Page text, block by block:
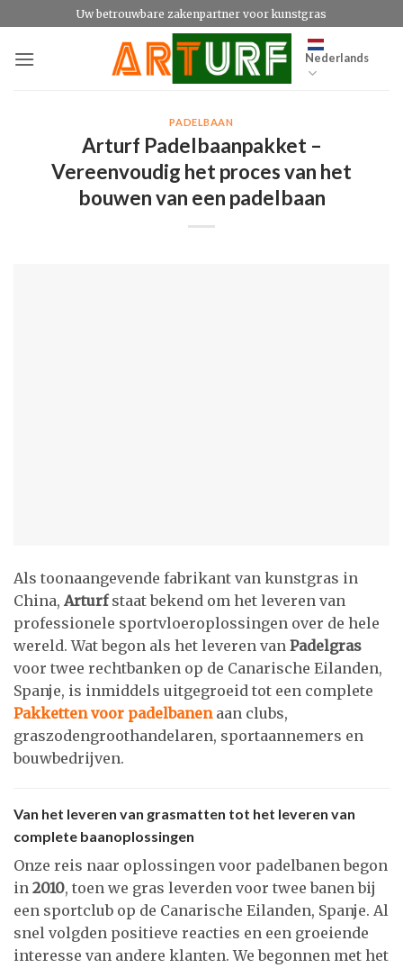
naar
inhoud
Uw betrouwbare zakenpartner voor kunstgras
Nederlands
PADELBAAN
Arturf Padelbaanpakket –
Vereenvoudig het proces van het
bouwen van een padelbaan
Als toonaangevende fabrikant van kunstgras in
China, Arturfstaat bekend om het leveren van
professionele sportvloeroplossingen over de hele
wereld. Wat begon als het leveren van Padelgras
voor twee rechtbanken op de Canarische Eilanden,
Spanje, is inmiddels uitgegroeid tot een complete
Pakketten voor padelbanenaan clubs,
graszodengroothandelaren, sportaannemers en
bouwbedrijven.
Van het leveren van grasmatten tot het leveren van
complete baanoplossingen
Onze reis naar oplossingen voor padelbanen begon
in 2010, toen we gras leverden voor twee banen bij
een sportclub op de Canarische Eilanden, Spanje. Al
snel volgden positieve reacties en een groeiende
interesse van andere klanten. We begonnen met het